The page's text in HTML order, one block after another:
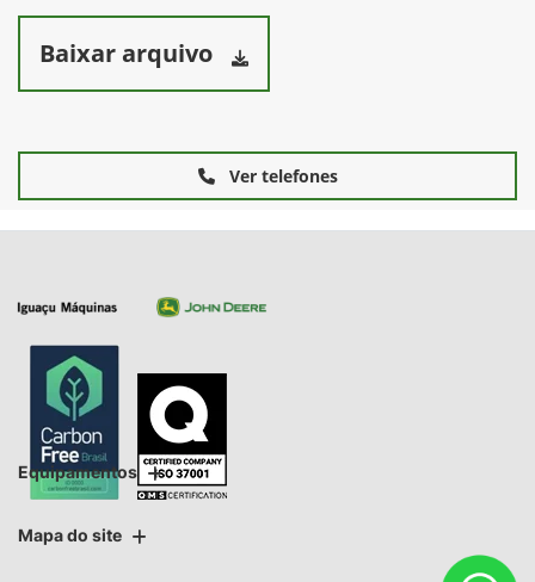
Baixar arquivo
Ver telefones
Equipamentos
Mapa do site